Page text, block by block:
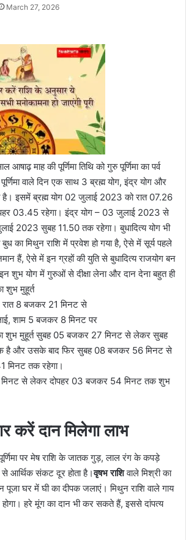
March 27, 2026
आषाढ़ माह की पूर्णिमा तिथि को गुरु पूर्णिमा का पर्व
वाले दिन एक साथ 3 ब्रह्म योग, इंद्र योग और
है। इसमें ब्रह्म योग 02 जुलाई 2023 को रात 07.26
03.45 रहेगा। इंद्र योग – 03 जुलाई 2023 से
2023 सुबह 11.50 तक रहेगा। बुधादित्य योग भी
का मिथुन राशि में प्रवेश हो गया है, ऐसे में सूर्य पहले
हैं, ऐसे में इन ग्रहों की युति से बुधादित्य राजयोग बन
इन शुभ योग में गुरुओं से दीक्षा लेना और दान देना बहुत ही
शुभ मुहूर्त
रात 8 बजकर 21 मिनट से
शाम 5 बजकर 8 मिनट पर
शुभ मुहूर्त सुबह 05 बजकर 27 मिनट से लेकर सुबह
है और उसके बाद फिर सुबह 08 बजकर 56 मिनट से
तक रहेगा।
से लेकर दोपहर 03 बजकर 54 मिनट तक शुभ
करें दान मिलेगा लाभ
पर मेष राशि के जातक गुड़, लाल रंग के कपड़े
आर्थिक संकट दूर होता है।वृषभ राशिवाले मिश्री का
पूजा घर में घी का दीपक जलाएं। मिथुन राशि वाले गाय
होगा। हरे मूंग का दान भी कर सकते हैं, इससे दांपत्य